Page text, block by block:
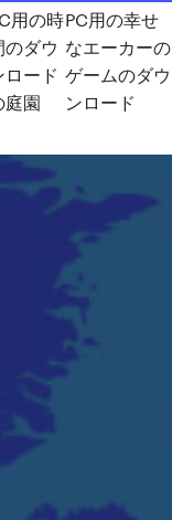
用の時
のダウ
ロード
庭園
PC用の幸せ
なエーカーの
ゲームのダウ
ンロード